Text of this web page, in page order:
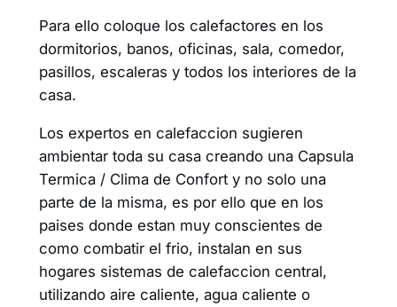
Para ello coloque los calefactores en los
dormitorios, banos, oficinas, sala, comedor,
pasillos, escaleras y todos los interiores de la
casa.
Los expertos en calefaccion sugieren
ambientar toda su casa creando una Capsula
Termica / Clima de Confort y no solo una
parte de la misma, es por ello que en los
paises donde estan muy conscientes de
como combatir el frio, instalan en sus
hogares sistemas de calefaccion central,
utilizando aire caliente, agua caliente o